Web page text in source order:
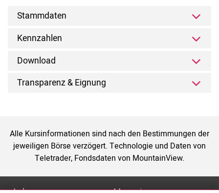
Stammdaten
Kennzahlen
Download
Transparenz & Eignung
Alle Kursinformationen sind nach den Bestimmungen der
jeweiligen Börse verzögert. Technologie und Daten von
Teletrader, Fondsdaten von MountainView.